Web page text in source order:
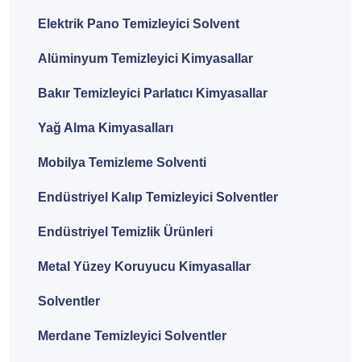
Elektrik Pano Temizleyici Solvent
Alüminyum Temizleyici Kimyasallar
Bakır Temizleyici Parlatıcı Kimyasallar
Yağ Alma Kimyasalları
Mobilya Temizleme Solventi
Endüstriyel Kalıp Temizleyici Solventler
Endüstriyel Temizlik Ürünleri
Metal Yüzey Koruyucu Kimyasallar
Solventler
Merdane Temizleyici Solventler